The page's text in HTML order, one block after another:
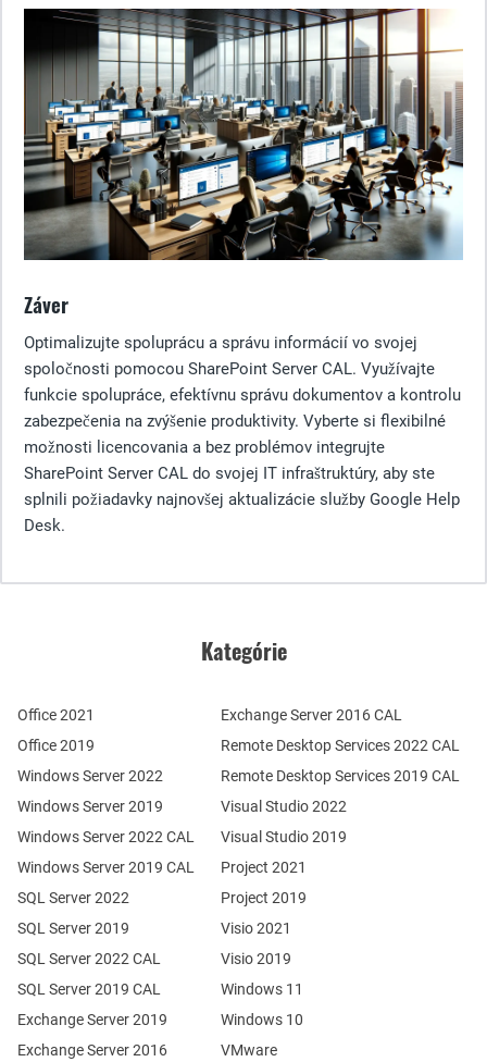
Záver
Optimalizujte spoluprácu a správu informácií vo svojej
spoločnosti pomocou SharePoint Server CAL. Využívajte
funkcie spolupráce, efektívnu správu dokumentov a kontrolu
zabezpečenia na zvýšenie produktivity. Vyberte si flexibilné
možnosti licencovania a bez problémov integrujte
SharePoint Server CAL do svojej IT infraštruktúry, aby ste
splnili požiadavky najnovšej aktualizácie služby Google Help
Desk.
Kategórie
Office 2021
Office 2019
Windows Server 2022
Windows Server 2019
Exchange Server 2019
Exchange Server 2016
SQL Server 2022
SQL Server 2019
Windows Server 2022 CAL
Windows Server 2019 CAL
SQL Server 2022 CAL
SQL Server 2019 CAL
Remote Desktop Services 2022 CAL
Remote Desktop Services 2019 CAL
Exchange Server 2016 CAL
Visual Studio 2022
Visual Studio 2019
Project 2021
Project 2019
Visio 2021
Visio 2019
Windows 11
Windows 10
VMware